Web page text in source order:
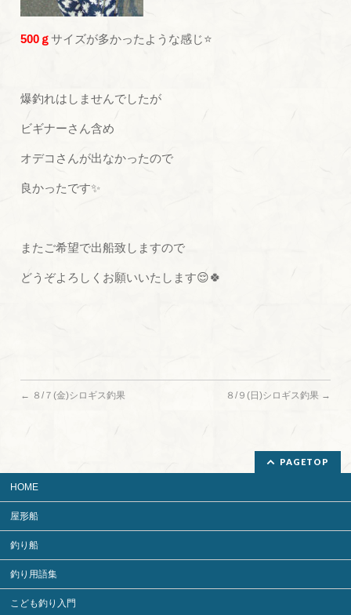
500ｇサイズが多かったような感じ⭐
爆釣れはしませんでしたが
ビギナーさん含め
オデコさんが出なかったので
良かったです✨
またご希望で出船致しますので
どうぞよろしくお願いいたします😌🍀
← ８/７(金)シロギス釣果 ８/９(日)シロギス釣果 →
PAGETOP
HOME
屋形船
釣り船
釣り用語集
こども釣り入門